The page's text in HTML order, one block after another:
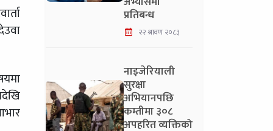
प्रतिबन्ध
२२ श्रावण २०८३
नाइजेरियाली
सुरक्षा
अभियानपछि
कम्तीमा ३०८
अपहरित व्यक्तिको